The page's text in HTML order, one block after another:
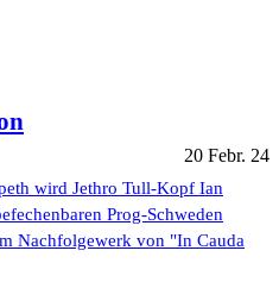
20 Febr. 24
wird Jethro Tull-Kopf Ian
Prog-Schweden
Nachfolgewerk von "In Cauda